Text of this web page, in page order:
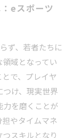
eスポーツ
ず、若者たちに
域となってい
で、プレイヤ
け、現実世界
力を磨くことが
やタイムマネ
スキルとなり